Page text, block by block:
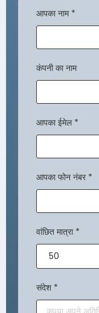
आपका नाम *
कंपनी का नाम
आपका ईमेल *
आपका फोन नंबर *
वांछित मात्रा *
संदेश *